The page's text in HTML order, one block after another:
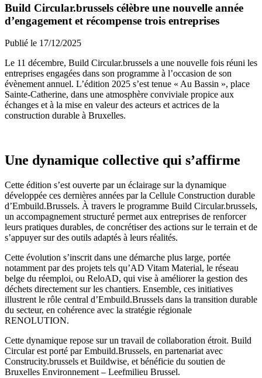
Build Circular.brussels célèbre une nouvelle année
d’engagement et récompense trois entreprises
Publié le 17/12/2025
Le 11 décembre, Build Circular.brussels a une nouvelle fois réuni les
entreprises engagées dans son programme à l’occasion de son
évènement annuel. L’édition 2025 s’est tenue « Au Bassin », place
Sainte-Catherine, dans une atmosphère conviviale propice aux
échanges et à la mise en valeur des acteurs et actrices de la
construction durable à Bruxelles.
Une dynamique collective qui s’affirme
Cette édition s’est ouverte par un éclairage sur la dynamique
développée ces dernières années par la Cellule Construction durable
d’Embuild.Brussels. À travers le programme Build Circular.brussels,
un accompagnement structuré permet aux entreprises de renforcer
leurs pratiques durables, de concrétiser des actions sur le terrain et de
s’appuyer sur des outils adaptés à leurs réalités.
Cette évolution s’inscrit dans une démarche plus large, portée
notamment par des projets tels qu’AD Vitam Material, le réseau
belge du réemploi, ou ReloAD, qui vise à améliorer la gestion des
déchets directement sur les chantiers. Ensemble, ces initiatives
illustrent le rôle central d’Embuild.Brussels dans la transition durable
du secteur, en cohérence avec la stratégie régionale
RENOLUTION.
Cette dynamique repose sur un travail de collaboration étroit. Build
Circular est porté par Embuild.Brussels, en partenariat avec
Construcity.brussels et Buildwise, et bénéficie du soutien de
Bruxelles Environnement – Leefmilieu Brussel.